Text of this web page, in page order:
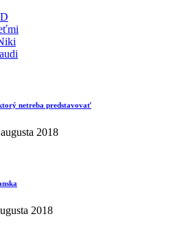
netreba predstavovať
2018
2018